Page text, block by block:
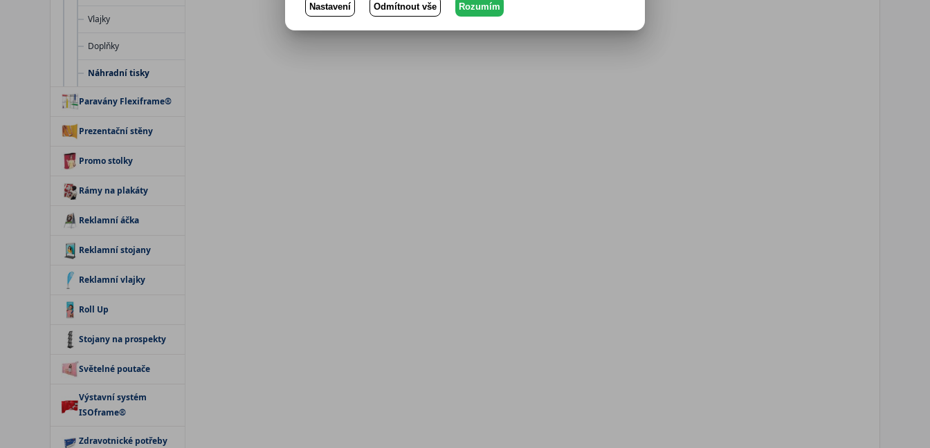
Vlajky
Doplňky
Náhradní tisky
Paravány Flexiframe®
Prezentační stěny
Promo stolky
Rámy na plakáty
Reklamní áčka
Reklamní stojany
Reklamní vlajky
Roll Up
Stojany na prospekty
Světelné poutače
Výstavní systém
ISOframe®
Zdravotnické potřeby
Nastavení Odmítnout vše Rozumím